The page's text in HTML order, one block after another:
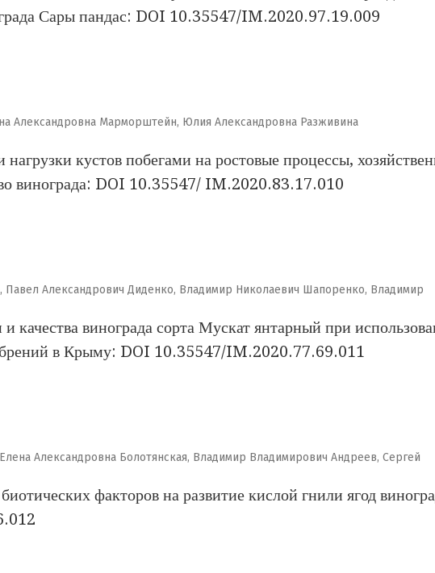
Сары пандас: DOI 10.35547/IM.2020.97.19.009
Александровна Марморштейн, Юлия Александровна Разживина
кустов побегами на ростовые процессы,
винограда: DOI 10.35547/ IM.2020.83.17.010
Павел Александрович Диденко, Владимир Николаевич Шапоренко, Владимир
качества винограда сорта Мускат янтарный при
в Крыму: DOI 10.35547/IM.2020.77.69.011
Александровна Болотянская, Владимир Владимирович Андреев, Сергей
факторов на развитие кислой гнили ягод